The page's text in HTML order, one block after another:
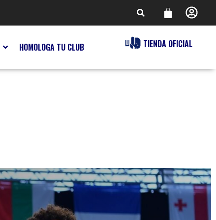
HOMOLOGA TU CLUB TIENDA OFICIAL